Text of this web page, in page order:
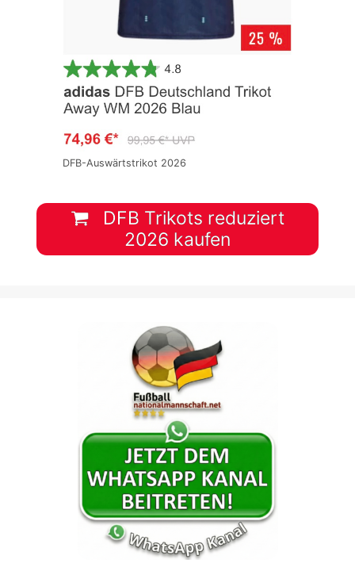
DFB-Auswärtstrikot 2026
DFB Trikots reduziert
2026 kaufen